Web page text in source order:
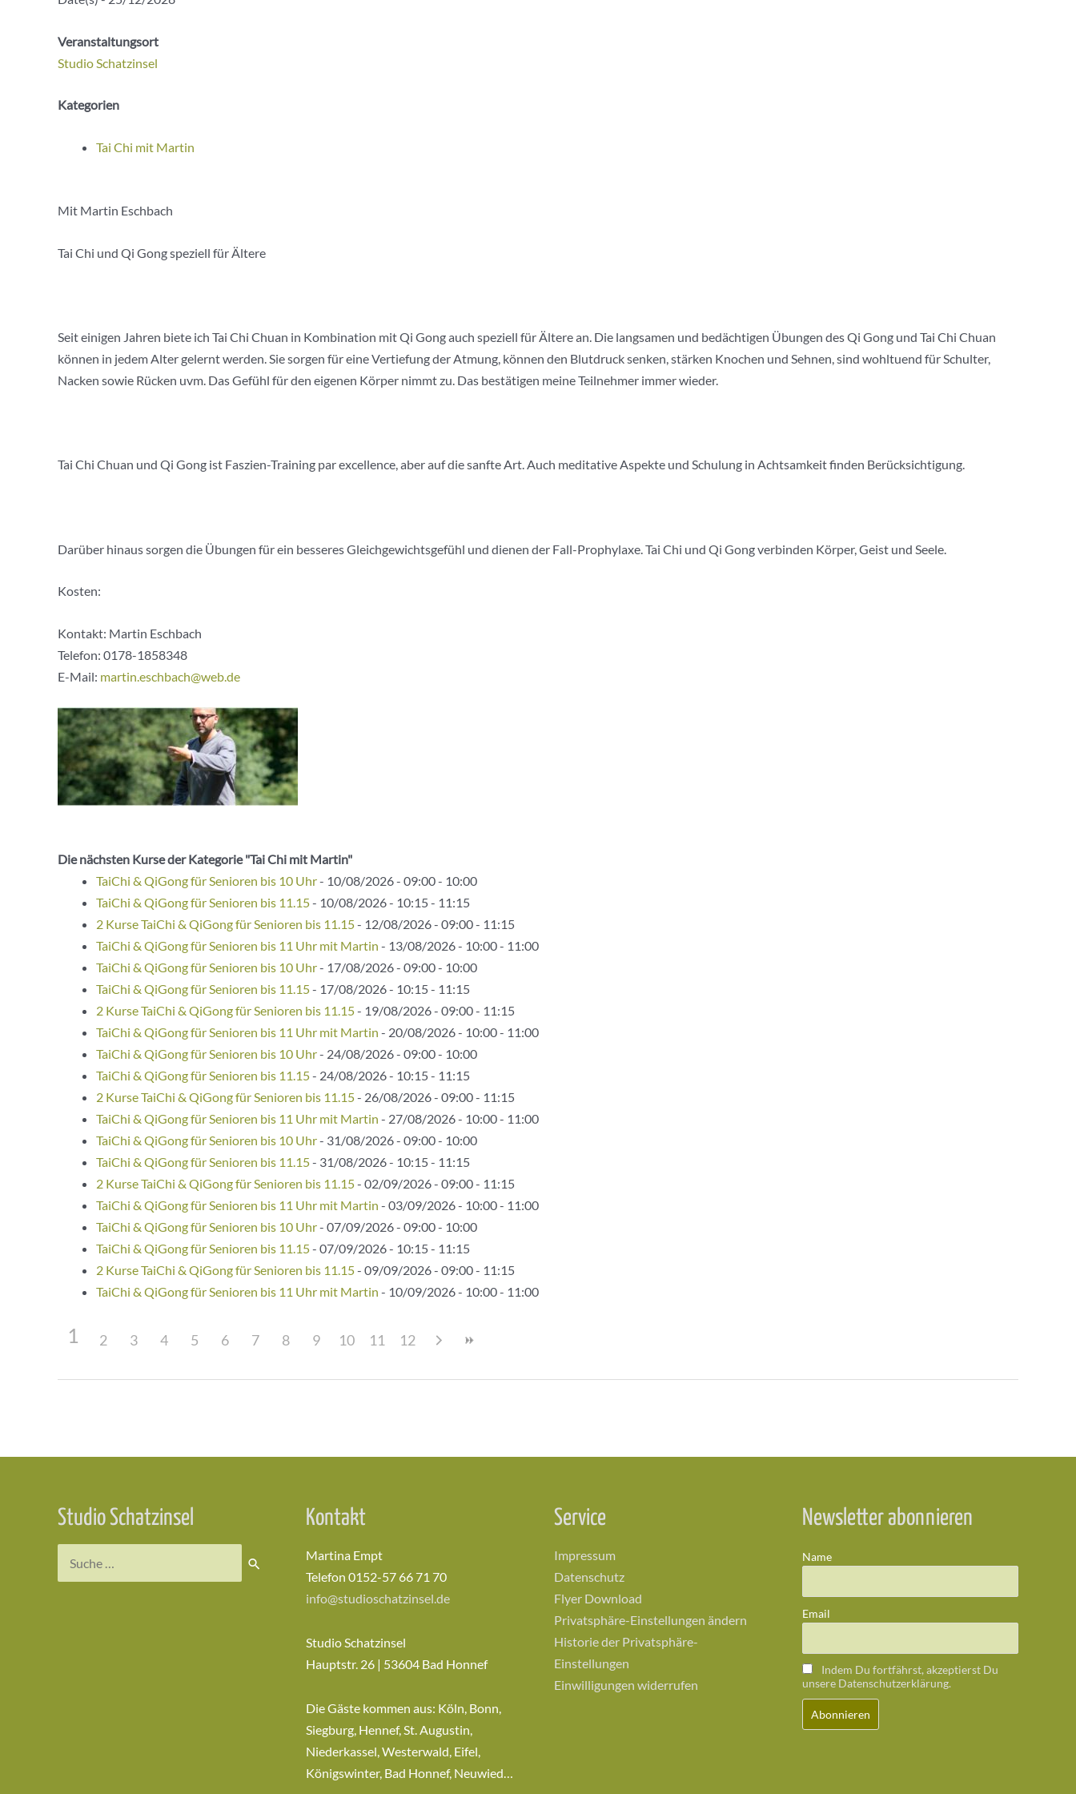
Veranstaltungsort
Studio Schatzinsel
Kategorien
Tai Chi mit Martin
Mit Martin Eschbach
Tai Chi und Qi Gong speziell für Ältere
Seit einigen Jahren biete ich Tai Chi Chuan in Kombination mit Qi Gong auch speziell für Ältere an. Die langsamen und bedächtigen Übungen des Qi Gong und Tai Chi Chuan
können in jedem Alter gelernt werden. Sie sorgen für eine Vertiefung der Atmung, können den Blutdruck senken, stärken Knochen und Sehnen, sind wohltuend für Schulter,
Nacken sowie Rücken uvm. Das Gefühl für den eigenen Körper nimmt zu. Das bestätigen meine Teilnehmer immer wieder.
Tai Chi Chuan und Qi Gong ist Faszien-Training par excellence, aber auf die sanfte Art. Auch meditative Aspekte und Schulung in Achtsamkeit finden Berücksichtigung.
Darüber hinaus sorgen die Übungen für ein besseres Gleichgewichtsgefühl und dienen der Fall-Prophylaxe. Tai Chi und Qi Gong verbinden Körper, Geist und Seele.
Kosten:
Kontakt: Martin Eschbach
Telefon: 0178-1858348
E-Mail: martin.eschbach@web.de
Die nächsten Kurse der Kategorie "Tai Chi mit Martin"
TaiChi & QiGong für Senioren bis 10 Uhr- 10/08/2026 - 09:00 - 10:00
TaiChi & QiGong für Senioren bis 11.15- 10/08/2026 - 10:15 - 11:15
2 Kurse TaiChi & QiGong für Senioren bis 11.15- 12/08/2026 - 09:00 - 11:15
TaiChi & QiGong für Senioren bis 11 Uhr mit Martin - 13/08/2026 - 10:00 - 11:00
TaiChi & QiGong für Senioren bis 10 Uhr- 17/08/2026 - 09:00 - 10:00
TaiChi & QiGong für Senioren bis 11.15- 17/08/2026 - 10:15 - 11:15
2 Kurse TaiChi & QiGong für Senioren bis 11.15- 19/08/2026 - 09:00 - 11:15
TaiChi & QiGong für Senioren bis 11 Uhr mit Martin - 20/08/2026 - 10:00 - 11:00
TaiChi & QiGong für Senioren bis 10 Uhr- 24/08/2026 - 09:00 - 10:00
TaiChi & QiGong für Senioren bis 11.15- 24/08/2026 - 10:15 - 11:15
2 Kurse TaiChi & QiGong für Senioren bis 11.15- 26/08/2026 - 09:00 - 11:15
TaiChi & QiGong für Senioren bis 11 Uhr mit Martin - 27/08/2026 - 10:00 - 11:00
TaiChi & QiGong für Senioren bis 10 Uhr- 31/08/2026 - 09:00 - 10:00
TaiChi & QiGong für Senioren bis 11.15- 31/08/2026 - 10:15 - 11:15
2 Kurse TaiChi & QiGong für Senioren bis 11.15- 02/09/2026 - 09:00 - 11:15
TaiChi & QiGong für Senioren bis 11 Uhr mit Martin - 03/09/2026 - 10:00 - 11:00
TaiChi & QiGong für Senioren bis 10 Uhr- 07/09/2026 - 09:00 - 10:00
TaiChi & QiGong für Senioren bis 11.15- 07/09/2026 - 10:15 - 11:15
2 Kurse TaiChi & QiGong für Senioren bis 11.15- 09/09/2026 - 09:00 - 11:15
TaiChi & QiGong für Senioren bis 11 Uhr mit Martin - 10/09/2026 - 10:00 - 11:00
1 2 3 4 5 6 7 8 9 10 11 12
Studio Schatzinsel Kontakt
Martina Empt
Telefon 0152-57 66 71 70
info@studioschatzinsel.de
Studio Schatzinsel
Hauptstr. 26 | 53604 Bad Honnef
Die Gäste kommen aus: Köln, Bonn,
Siegburg, Hennef, St. Augustin,
Niederkassel, Westerwald, Eifel,
Königswinter, Bad Honnef, Neuwied…
Service
Impressum
Datenschutz
Flyer Download
Privatsphäre-Einstellungen ändern
Historie der Privatsphäre-
Einstellungen
Einwilligungen widerrufen
Newsletter abonnieren
Name
Email
Indem Du fortfährst, akzeptierst Du
unsere Datenschutzerklärung.